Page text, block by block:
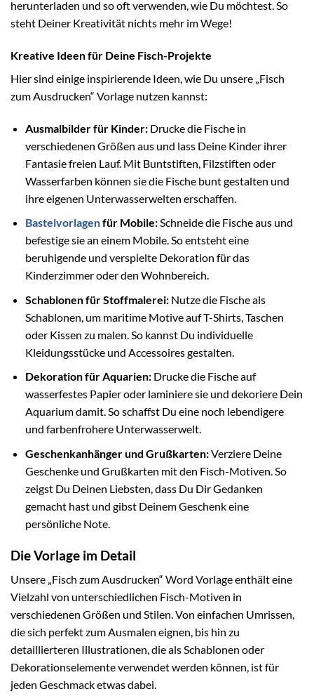
herunterladen und so oft verwenden, wie Du möchtest. So
steht Deiner Kreativität nichts mehr im Wege!
Kreative Ideen für Deine Fisch-Projekte
Hier sind einige inspirierende Ideen, wie Du unsere „Fisch
zum Ausdrucken“ Vorlage nutzen kannst:
Ausmalbilder für Kinder:Drucke die Fische in
verschiedenen Größen aus und lass Deine Kinder ihrer
Fantasie freien Lauf. Mit Buntstiften, Filzstiften oder
Wasserfarben können sie die Fische bunt gestalten und
ihre eigenen Unterwasserwelten erschaffen.
Bastelvorlagenfür Mobile:Schneide die Fische aus und
befestige sie an einem Mobile. So entsteht eine
beruhigende und verspielte Dekoration für das
Kinderzimmer oder den Wohnbereich.
Schablonen für Stoffmalerei:Nutze die Fische als
Schablonen, um maritime Motive auf T-Shirts, Taschen
oder Kissen zu malen. So kannst Du individuelle
Kleidungsstücke und Accessoires gestalten.
Dekoration für Aquarien:Drucke die Fische auf
wasserfestes Papier oder laminiere sie und dekoriere Dein
Aquarium damit. So schaffst Du eine noch lebendigere
und farbenfrohere Unterwasserwelt.
Geschenkanhänger und Grußkarten:Verziere Deine
Geschenke und Grußkarten mit den Fisch-Motiven. So
zeigst Du Deinen Liebsten, dass Du Dir Gedanken
gemacht hast und gibst Deinem Geschenk eine
persönliche Note.
Die Vorlage im Detail
Unsere „Fisch zum Ausdrucken“ Word Vorlage enthält eine
Vielzahl von unterschiedlichen Fisch-Motiven in
verschiedenen Größen und Stilen. Von einfachen Umrissen,
die sich perfekt zum Ausmalen eignen, bis hin zu
detaillierteren Illustrationen, die als Schablonen oder
Dekorationselemente verwendet werden können, ist für
jeden Geschmack etwas dabei.